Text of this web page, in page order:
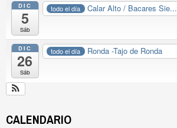
DIC
5
Sáb
todo el día Calar Alto / Bacares Sie...
DIC
26
Sáb
todo el día Ronda -Tajo de Ronda
CALENDARIO